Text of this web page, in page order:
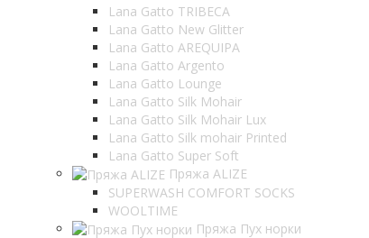
Lana Gatto TRIBECA
Lana Gatto New Glitter
Lana Gatto AREQUIPA
Lana Gatto Argento
Lana Gatto Lounge
Lana Gatto Silk Mohair
Lana Gatto Silk Mohair Lux
Lana Gatto Silk mohair Printed
Lana Gatto Super Soft
Пряжа ALIZE
SUPERWASH COMFORT SOCKS
WOOLTIME
Пряжа Пух норки